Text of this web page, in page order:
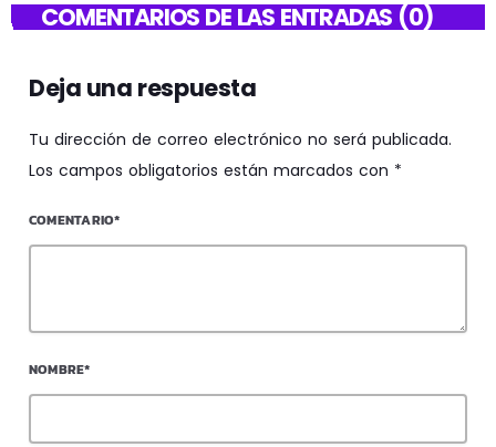
COMENTARIOS DE LAS ENTRADAS (0)
Deja una respuesta
Tu dirección de correo electrónico no será publicada.
Los campos obligatorios están marcados con *
COMENTARIO*
NOMBRE*